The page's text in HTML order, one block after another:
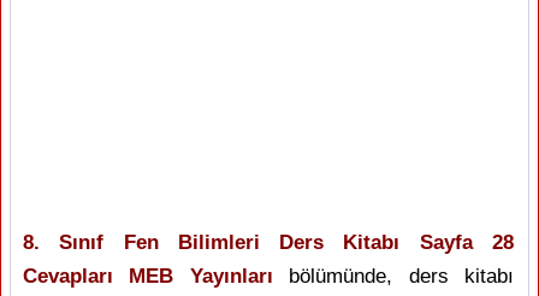
8. Sınıf Fen Bilimleri Ders Kitabı Sayfa 28
Cevapları MEB Yayınları bölümünde, ders kitabı